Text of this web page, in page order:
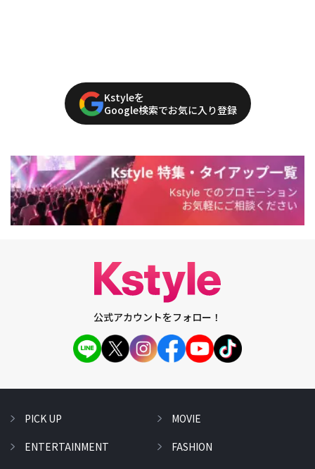
Kstyleを
Google検索でお気に入り登録
公式アカウントをフォロー！
PICK UP
ENTERTAINMENT
MOVIE
FASHION